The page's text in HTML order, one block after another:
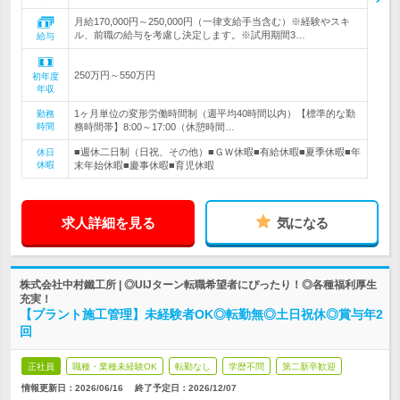
給与
月給170,000円～250,000円（一律支給手当含む）※経験やスキ
ル、前職の給与を考慮し決定します。※試用期間3…
初年度
年収
250万円～550万円
勤務
時間
1ヶ月単位の変形労働時間制（週平均40時間以内）【標準的な勤
務時間帯】8:00～17:00（休憩時間…
休日
休暇
■週休二日制（日祝、その他）■ＧＷ休暇■有給休暇■夏季休暇■年
末年始休暇■慶事休暇■育児休暇
求人詳細を見る 気になる
株式会社中村鐵工所 | ◎UIJターン転職希望者にぴったり！◎各種福利厚生
充実！
【プラント施工管理】未経験者OK◎転勤無◎土日祝休◎賞与年2
回
正社員 職種・業種未経験OK 転勤なし 学歴不問 第二新卒歓迎
情報更新日：2026/06/16 終了予定日： 2026/12/07